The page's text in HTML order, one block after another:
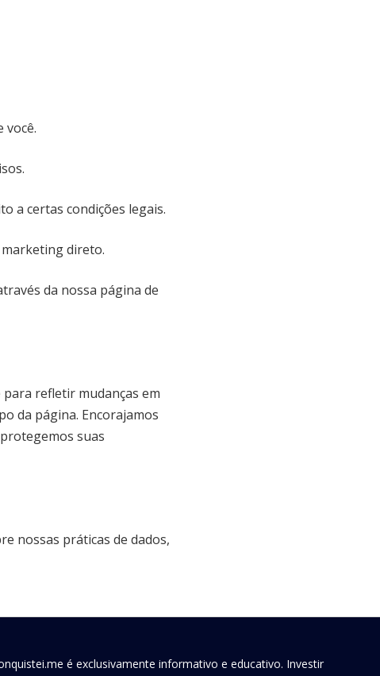
você.
a certas condições legais.
direto.
da nossa página de
refletir mudanças em
da página. Encorajamos
suas
nossas práticas de dados,
é exclusivamente informativo e educativo. Investir